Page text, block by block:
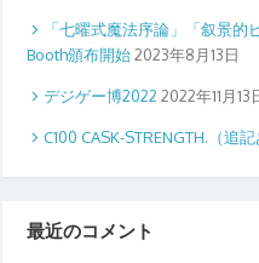
「七曜式魔法序論」「叙景
Booth頒布開始 2023年8月13日
デジゲー博2022 2022年11月13
C100 CASK-STRENGTH.（追記
最近のコメント